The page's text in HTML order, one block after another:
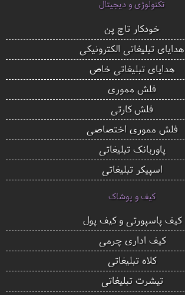
تکنولوژی و دیجیتال
خودکار تاچ پن
هدایای تبلیغاتی الکترونیکی
هدایای تبلیغاتی خاص
فلش مموری
فلش کارتی
فلش مموری اختصاصی
پاوربانک تبلیغاتی
اسپیکر تبلیغاتی
کیف و پوشاک
کیف پاسپورتی و کیف پول
کیف اداری چرمی
کلاه تبلیغاتی
تیشرت تبلیغاتی